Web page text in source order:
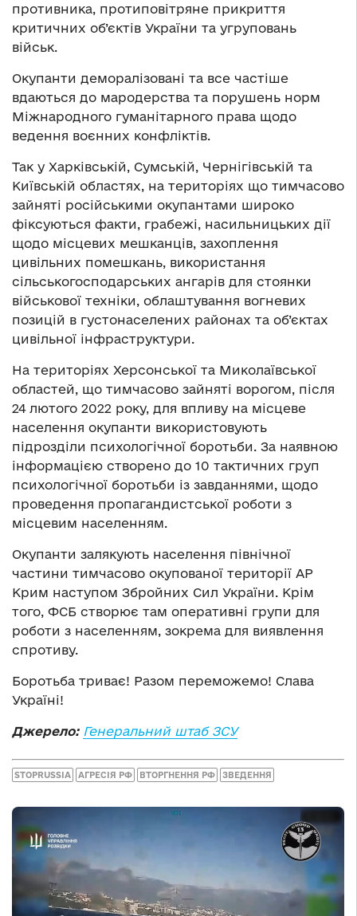
противника, протиповітряне прикриття
критичних об’єктів України та угруповань
військ.
Окупанти деморалізовані та все частіше
вдаються до мародерства та порушень норм
Міжнародного гуманітарного права щодо
ведення воєнних конфліктів.
Так у Харківській, Сумській, Чернігівській та
Київській областях, на територіях що тимчасово
зайняті російськими окупантами широко
фіксуються факти, грабежі, насильницьких дії
щодо місцевих мешканців, захоплення
цивільних помешкань, використання
сільськогосподарських ангарів для стоянки
військової техніки, облаштування вогневих
позицій в густонаселених районах та об’єктах
цивільної інфраструктури.
На територіях Херсонської та Миколаївської
областей, що тимчасово зайняті ворогом, після
24 лютого 2022 року, для впливу на місцеве
населення окупанти використовують
підрозділи психологічної боротьби. За наявною
інформацією створено до 10 тактичних груп
психологічної боротьби із завданнями, щодо
проведення пропагандистської роботи з
місцевим населенням.
Окупанти залякують населення північної
частини тимчасово окупованої території АР
Крим наступом Збройних Сил України. Крім
того, ФСБ створює там оперативні групи для
роботи з населенням, зокрема для виявлення
спротиву.
Боротьба триває! Разом переможемо! Слава
Україні!
Джерело: Генеральний штаб ЗСУ
STOPRUSSIA АГРЕСІЯ РФ ВТОРГНЕННЯ РФ ЗВЕДЕННЯ